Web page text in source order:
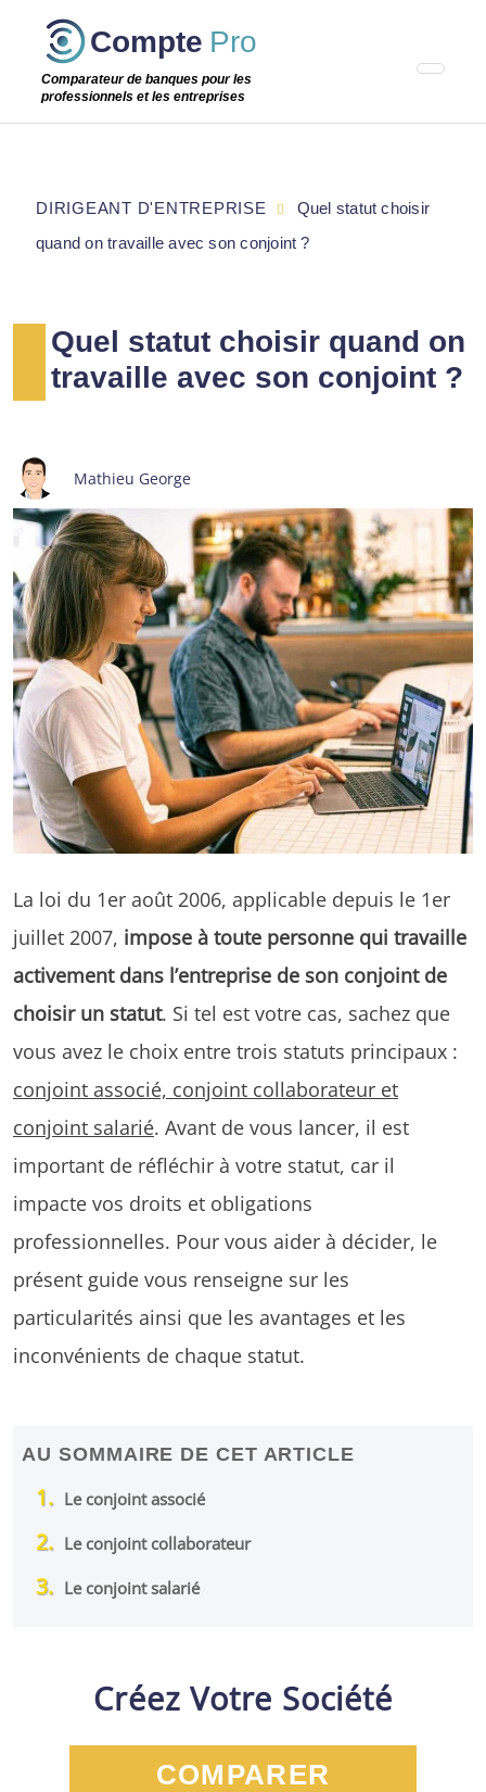
Passer
étape
Compte Pro
Comparateur de banques pour les
professionnels et les entreprises
Quel statut choisir quand on
travaille avec son conjoint ?
Mathieu George
La loi du 1er août 2006, applicable depuis le 1er
juillet 2007, impose à toute personne qui travaille
activement dans l’entreprise de son conjoint de
choisir un statut. Si tel est votre cas, sachez que
vous avez le choix entre trois statuts principaux :
conjoint associé, conjoint collaborateur et
conjoint salarié. Avant de vous lancer, il est
important de réfléchir à votre statut, car il
impacte vos droits et obligations
professionnelles. Pour vous aider à décider, le
présent guide vous renseigne sur les
particularités ainsi que les avantages et les
inconvénients de chaque statut.
AU SOMMAIRE DE CET ARTICLE
Le conjoint associé
Le conjoint collaborateur
Le conjoint salarié
Créez Votre Société
COMPARER
DIRIGEANT D'ENTREPRISE
Quel statut choisir
quand on travaille avec son conjoint ?